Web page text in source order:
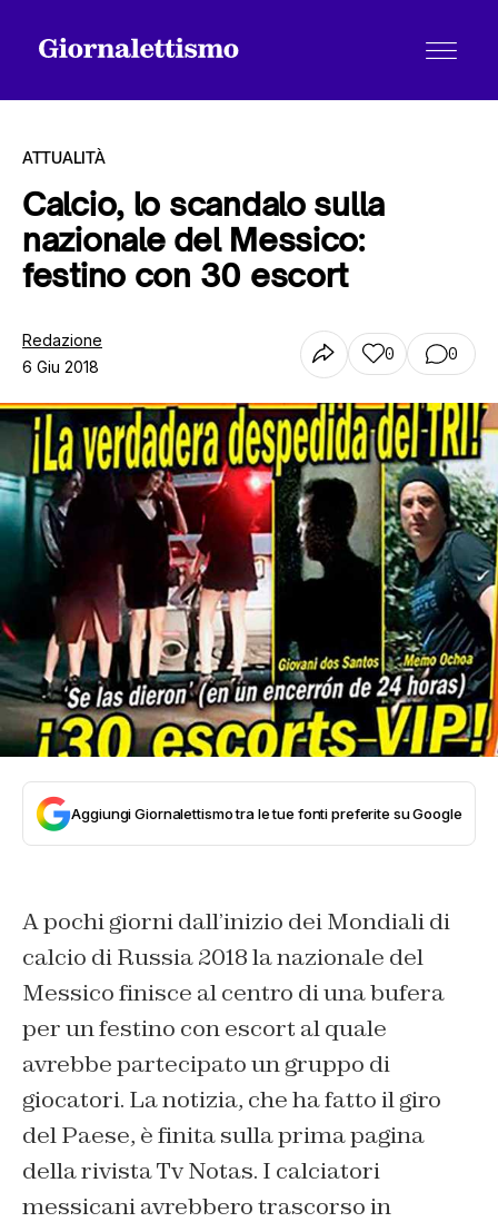
Tutti gli articoli
Chi siamo
Contatti
ATTUALITÀ
Calcio, lo scandalo sulla
nazionale del Messico:
festino con 30 escort
Redazione
6 Giu 2018
0 0
Aggiungi Giornalettismo tra le tue fonti preferite su Google
A pochi giorni dall’inizio dei Mondiali di
calcio di Russia 2018 la nazionale del
Messico finisce al centro di una bufera
per un festino con escort al quale
avrebbe partecipato un gruppo di
giocatori. La notizia, che ha fatto il giro
del Paese, è finita sulla prima pagina
della rivista Tv Notas. I calciatori
messicani avrebbero trascorso in